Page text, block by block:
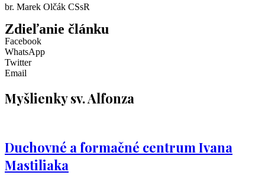
br. Marek Olčák CSsR
Zdieľanie článku
Facebook
WhatsApp
Twitter
Email
Myšlienky sv. Alfonza
Duchovné a formačné centrum Ivana
Mastiliaka